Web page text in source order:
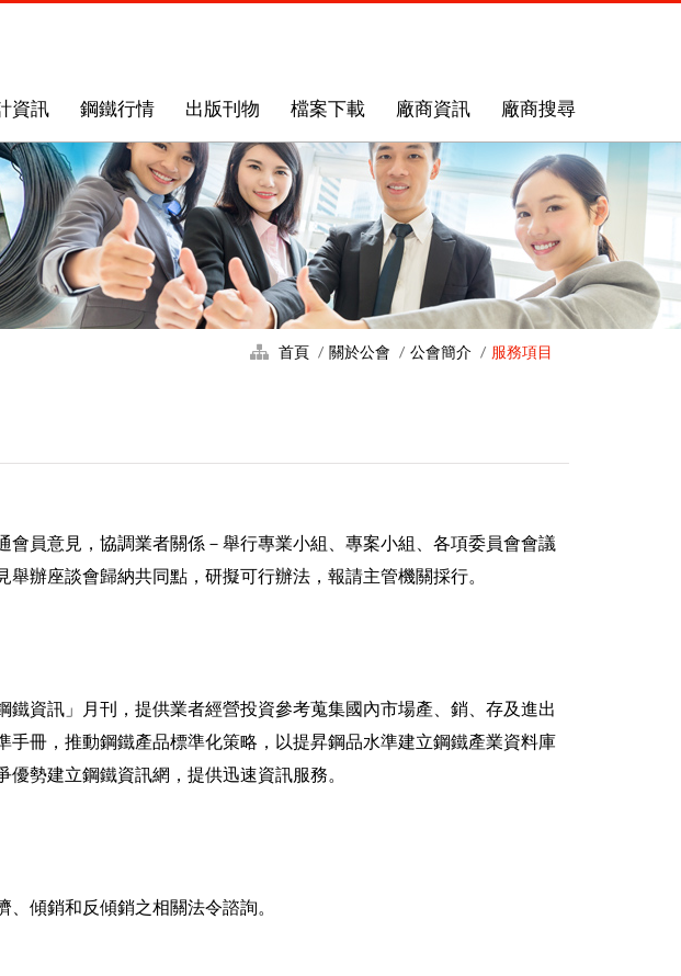
資訊 鋼鐵行情 出版刊物 檔案下載 廠商資訊 廠商搜尋
首頁 關於公會 公會簡介 服務項目
員意見，協調業者關係－舉行專業小組、專案小組、各項委員會會議
辦座談會歸納共同點，研擬可行辦法，報請主管機關採行。
資訊」月刊，提供業者經營投資參考蒐集國內市場產、銷、存及進出
手冊，推動鋼鐵產品標準化策略，以提昇鋼品水準建立鋼鐵產業資料庫
勢建立鋼鐵資訊網，提供迅速資訊服務。
傾銷和反傾銷之相關法令諮詢。